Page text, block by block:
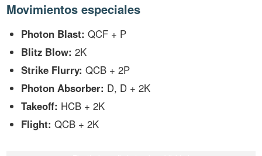
Movimientos especiales
Photon Blast: QCF + P
Blitz Blow: 2K
Strike Flurry: QCB + 2P
Photon Absorber: D, D + 2K
Takeoff: HCB + 2K
Flight: QCB + 2K